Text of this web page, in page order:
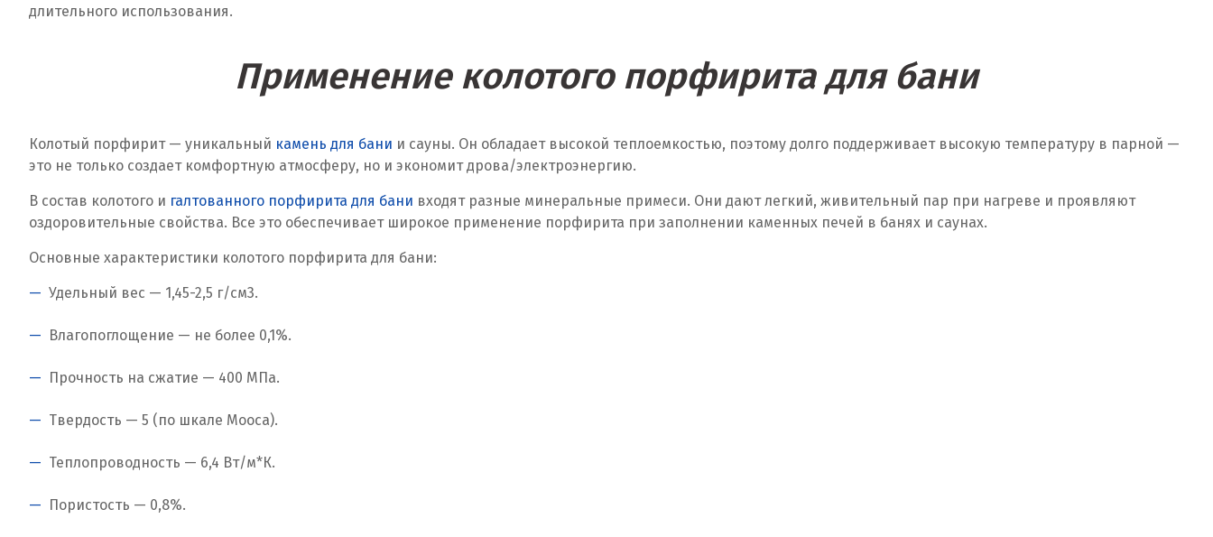
длительного использования.
Применение колотого порфирита для бани
Колотый порфирит — уникальный камень для бани и сауны. Он обладает высокой теплоемкостью, поэтому долго поддерживает высокую температуру в парной —
это не только создает комфортную атмосферу, но и экономит дрова/электроэнергию.
В состав колотого и галтованного порфирита для бани входят разные минеральные примеси. Они дают легкий, живительный пар при нагреве и проявляют
оздоровительные свойства. Все это обеспечивает широкое применение порфирита при заполнении каменных печей в банях и саунах.
Основные характеристики колотого порфирита для бани:
Удельный вес — 1,45-2,5 г/см3.
Влагопоглощение — не более 0,1%.
Прочность на сжатие — 400 МПа.
Твердость — 5 (по шкале Мооса).
Теплопроводность — 6,4 Вт/м*К.
Пористость — 0,8%.